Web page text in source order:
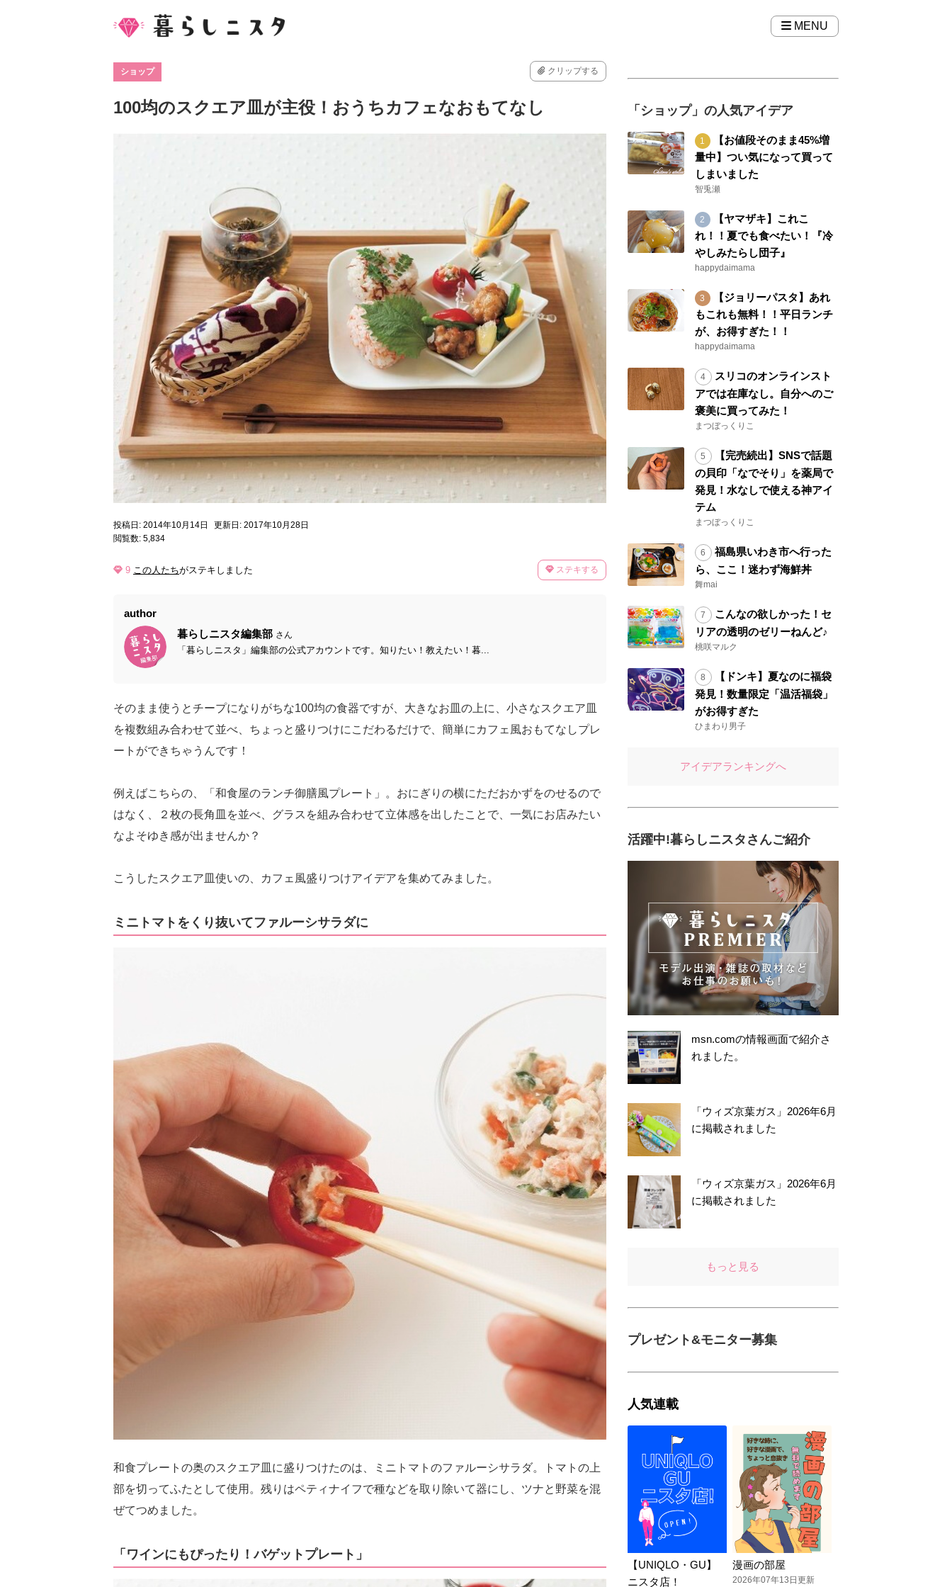
MENU
ショップ クリップする
100均のスクエア皿が主役！おうちカフェなおもてなし
投稿日: 2014年10月14日
更新日: 2017年10月28日
閲覧数: 5,834
9 この人たちがステキしました ステキする
author
暮らしニスタ編集部 さん
「暮らしニスタ」編集部の公式アカウントです。知りたい！教えたい！暮...
そのまま使うとチープになりがちな100均の食器ですが、大きなお皿の上に、小さなスクエア皿
を複数組み合わせて並べ、ちょっと盛りつけにこだわるだけで、簡単にカフェ風おもてなしプレ
ートができちゃうんです！
例えばこちらの、「和食屋のランチ御膳風プレート」。おにぎりの横にただおかずをのせるので
はなく、２枚の長角皿を並べ、グラスを組み合わせて立体感を出したことで、一気にお店みたい
なよそゆき感が出ませんか？
こうしたスクエア皿使いの、カフェ風盛りつけアイデアを集めてみました。
ミニトマトをくり抜いてファルーシサラダに
和食プレートの奥のスクエア皿に盛りつけたのは、ミニトマトのファルーシサラダ。トマトの上
部を切ってふたとして使用。残りはペティナイフで種などを取り除いて器にし、ツナと野菜を混
ぜてつめました。
「ワインにもぴったり！バゲットプレート」
「ショップ」の人気アイデア
【お値段そのまま45%増
量中】つい気になって買って
しまいました
智兎瀬
【ヤマザキ】これこ
れ！！夏でも食べたい！『冷
やしみたらし団子』
happydaimama
【ジョリーパスタ】あれ
もこれも無料！！平日ランチ
が、お得すぎた！！
happydaimama
スリコのオンラインスト
アでは在庫なし。自分へのご
褒美に買ってみた！
まつぼっくりこ
【完売続出】SNSで話題
の貝印「なでそり」を薬局で
発見！水なしで使える神アイ
テム
まつぼっくりこ
福島県いわき市へ行った
ら、ここ！迷わず海鮮丼
舞mai
こんなの欲しかった！セ
リアの透明のゼリーねんど♪
桃咲マルク
【ドンキ】夏なのに福袋
発見！数量限定「温活福袋」
がお得すぎた
ひまわり男子
アイデアランキングへ
活躍中!暮らしニスタさんご紹介
msn.comの情報画面で紹介さ
れました。
「ウィズ京葉ガス」2026年6月
に掲載されました
「ウィズ京葉ガス」2026年6月
に掲載されました
もっと見る
プレゼント&モニター募集
人気連載
【UNIQLO・GU】
ニスタ店！
漫画の部屋
2026年07年13日更新